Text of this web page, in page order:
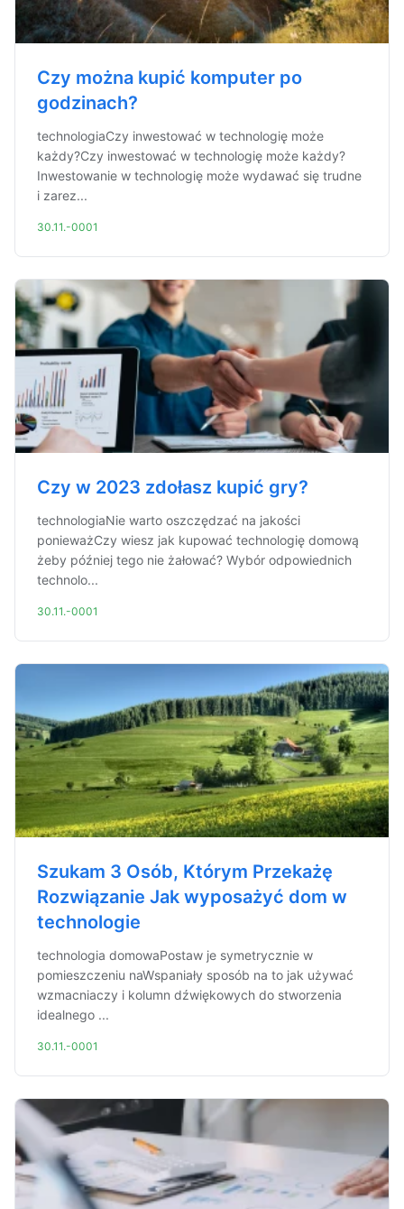
Czy można kupić komputer po
godzinach?
technologiaCzy inwestować w technologię może
każdy?Czy inwestować w technologię może każdy?
Inwestowanie w technologię może wydawać się trudne
i zarez...
30.11.-0001
Czy w 2023 zdołasz kupić gry?
technologiaNie warto oszczędzać na jakości
ponieważCzy wiesz jak kupować technologię domową
żeby później tego nie żałować? Wybór odpowiednich
technolo...
30.11.-0001
Szukam 3 Osób, Którym Przekażę
Rozwiązanie Jak wyposażyć dom w
technologie
technologia domowaPostaw je symetrycznie w
pomieszczeniu naWspaniały sposób na to jak używać
wzmacniaczy i kolumn dźwiękowych do stworzenia
idealnego ...
30.11.-0001